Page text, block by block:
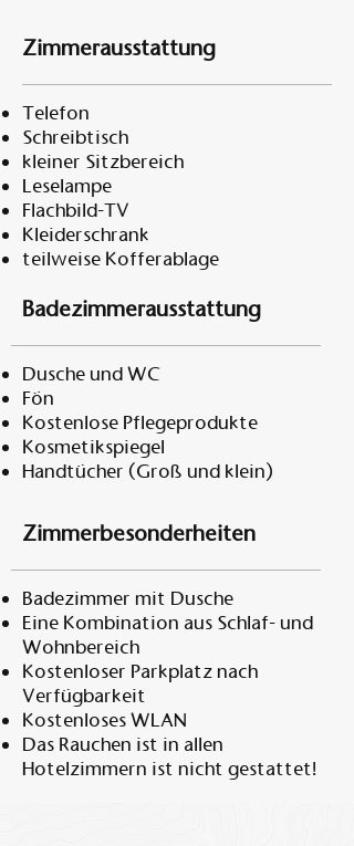
Zimmerausstattung
Telefon
Schreibtisch
kleiner Sitzbereich
Leselampe
Flachbild-TV
Kleiderschrank
teilweise Kofferablage
Badezimmerausstattung
Dusche und WC
Fön
Kostenlose Pflegeprodukte
Kosmetikspiegel
Handtücher (Groß und klein)
Zimmerbesonderheiten
Badezimmer mit Dusche
Eine Kombination aus Schlaf- und
Wohnbereich
Kostenloser Parkplatz nach
Verfügbarkeit
Kostenloses WLAN
Das Rauchen ist in allen
Hotelzimmern ist nicht gestattet!